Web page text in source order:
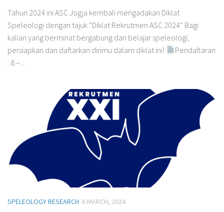
Tahun 2024 ini ASC Jogja kembali mengadakan Diklat
Speleologi dengan tajuk “Diklat Rekrutmen ASC 2024” Bagi
kalian yang berminat bergabung dan belajar speleologi,
persiapkan dan daftarkan dirimu dalam diklat ini!
Pendaftaran
: 8 –...
SPELEOLOGY RESEARCH 6 MARCH, 2024